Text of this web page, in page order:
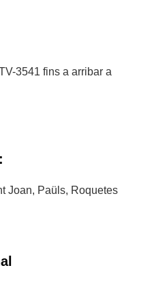
3541 fins a arribar a
Joan, Paüls, Roquetes